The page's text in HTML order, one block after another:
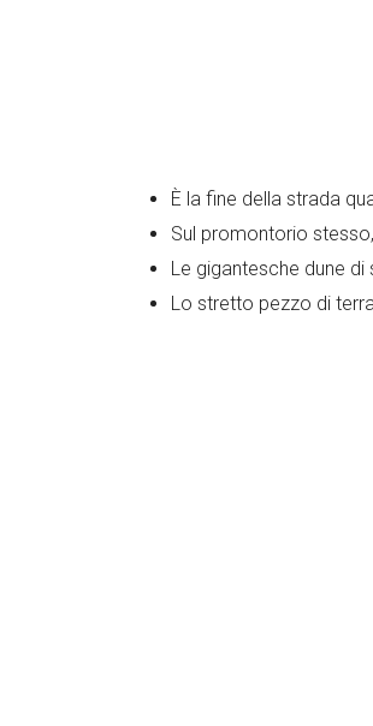
È la fine della strada
Sul promontorio
Le gigantesche dune
Lo stretto pezzo di